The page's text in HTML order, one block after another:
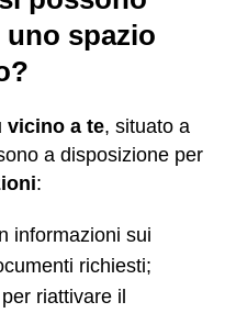
spazio
vicino a te, situato a
a disposizione per
:
informazioni sui
richiesti;
per riattivare il